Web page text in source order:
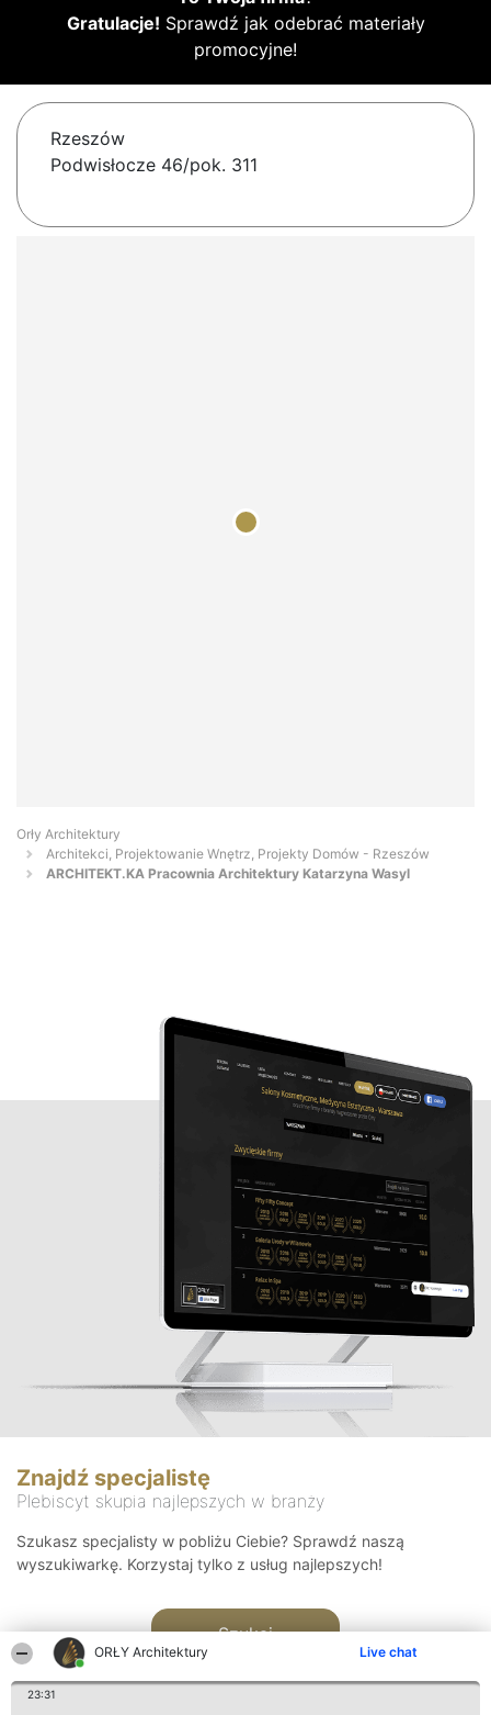
ORŁY Architektury Live chat
23:31
Gratulacje! Sprawdź jak odebrać materiały
promocyjne!
Rzeszów
Podwisłocze 46/pok. 311
Orły Architektury
Architekci, Projektowanie Wnętrz, Projekty Domów - Rzeszów
ARCHITEKT.KA Pracownia Architektury Katarzyna Wasyl
Znajdź specjalistę
Plebiscyt skupia najlepszych w branży
Szukasz specjalisty w pobliżu Ciebie? Sprawdź naszą
wyszukiwarkę. Korzystaj tylko z usług najlepszych!
Szukaj